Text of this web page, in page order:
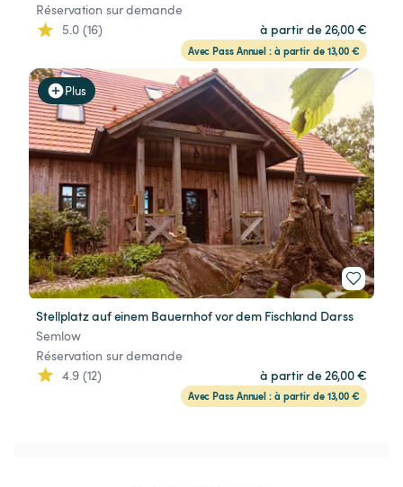
Réservation sur demande
5.0 (16)
à partir de 26,00 €
Avec Pass Annuel : à partir de 13,00 €
Plus
Stellplatz auf einem Bauernhof vor dem Fischland Darss
Semlow
Réservation sur demande
4.9 (12)
à partir de 26,00 €
Avec Pass Annuel : à partir de 13,00 €